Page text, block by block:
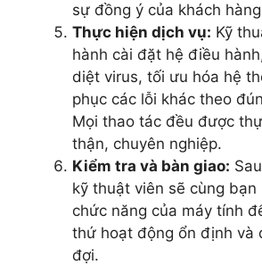
sự đồng ý của khách
Thực hiện dịch vụ: Kỹ
hành cài đặt hệ điều
diệt virus, tối ưu hóa hệ
phục các lỗi khác theo
Mọi thao tác đều được
thận, chuyên nghiệp.
Kiểm tra và bàn giao:
kỹ thuật viên sẽ cùng bạn
chức năng của máy tính
thứ hoạt động ổn định và
đợi.